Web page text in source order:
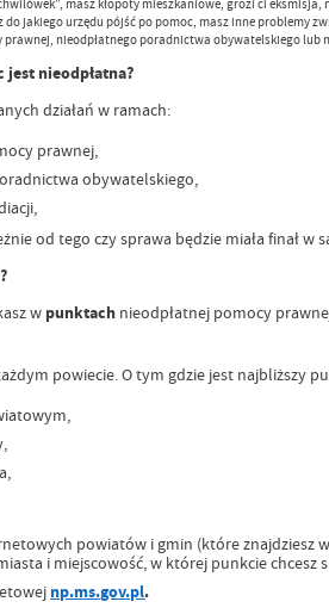
masz kłopoty mieszkaniowe, grozi ci
do jakiego urzędu pójść po pomoc, masz inne problemy
prawnej, nieodpłatnego poradnictwa obywatelskiego lub
jest nieodpłatna?
działań w ramach:
prawnej,
obywatelskiego,
od tego czy sprawa będzie miała finał w
w punktach nieodpłatnej pomocy
powiecie. O tym gdzie jest najbliższy
powiatów i gmin (które znajdziesz
i miejscowość, w której punkcie chcesz
np.ms.gov.pl.